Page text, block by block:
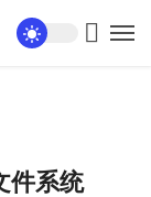
件系统